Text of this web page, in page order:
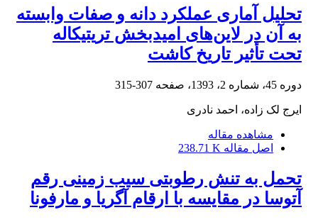
تحلیل آماری عملکرد دانه و صفات وابسته
به آن در لاین‌های امیدبخش تریتیکاله
تحت تأثیر تاریخ کاشت
دوره 45، شماره 2، 1393، صفحه 307-315
ایرج لک زاده، احمد نادری
مشاهده مقاله
اصل مقاله 238.71 K
تحمل به تنش رطوبتی سیب زمینی رقم
آتوسا در مقایسه با ارقام آگریا و مارفونا